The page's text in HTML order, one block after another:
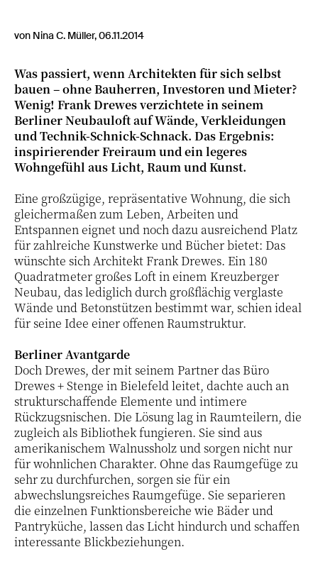
von Nina C. Müller, 06.11.2014
Was passiert, wenn Architekten für sich selbst
bauen – ohne Bauherren, Investoren und Mieter?
Wenig! Frank Drewes verzichtete in seinem
Berliner Neubauloft auf Wände, Verkleidungen
und Technik-Schnick-Schnack. Das Ergebnis:
inspirierender Freiraum und ein legeres
Wohngefühl aus Licht, Raum und Kunst.
Eine großzügige, repräsentative Wohnung, die sich
gleichermaßen zum Leben, Arbeiten und
Entspannen eignet und noch dazu ausreichend Platz
für zahlreiche Kunstwerke und Bücher bietet: Das
wünschte sich Architekt Frank Drewes. Ein 180
Quadratmeter großes Loft in einem Kreuzberger
Neubau, das lediglich durch großflächig verglaste
Wände und Betonstützen bestimmt war, schien ideal
für seine Idee einer offenen Raumstruktur.
Berliner Avantgarde
Doch Drewes, der mit seinem Partner das Büro
Drewes + Stenge in Bielefeld leitet, dachte auch an
strukturschaffende Elemente und intimere
Rückzugsnischen. Die Lösung lag in Raumteilern, die
zugleich als Bibliothek fungieren. Sie sind aus
amerikanischem Walnussholz und sorgen nicht nur
für wohnlichen Charakter. Ohne das Raumgefüge zu
sehr zu durchfurchen, sorgen sie für ein
abwechslungsreiches Raumgefüge. Sie separieren
die einzelnen Funktionsbereiche wie Bäder und
Pantryküche, lassen das Licht hindurch und schaffen
interessante Blickbeziehungen.